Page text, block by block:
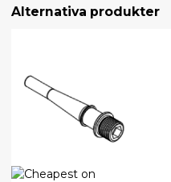
Alternativa produkter